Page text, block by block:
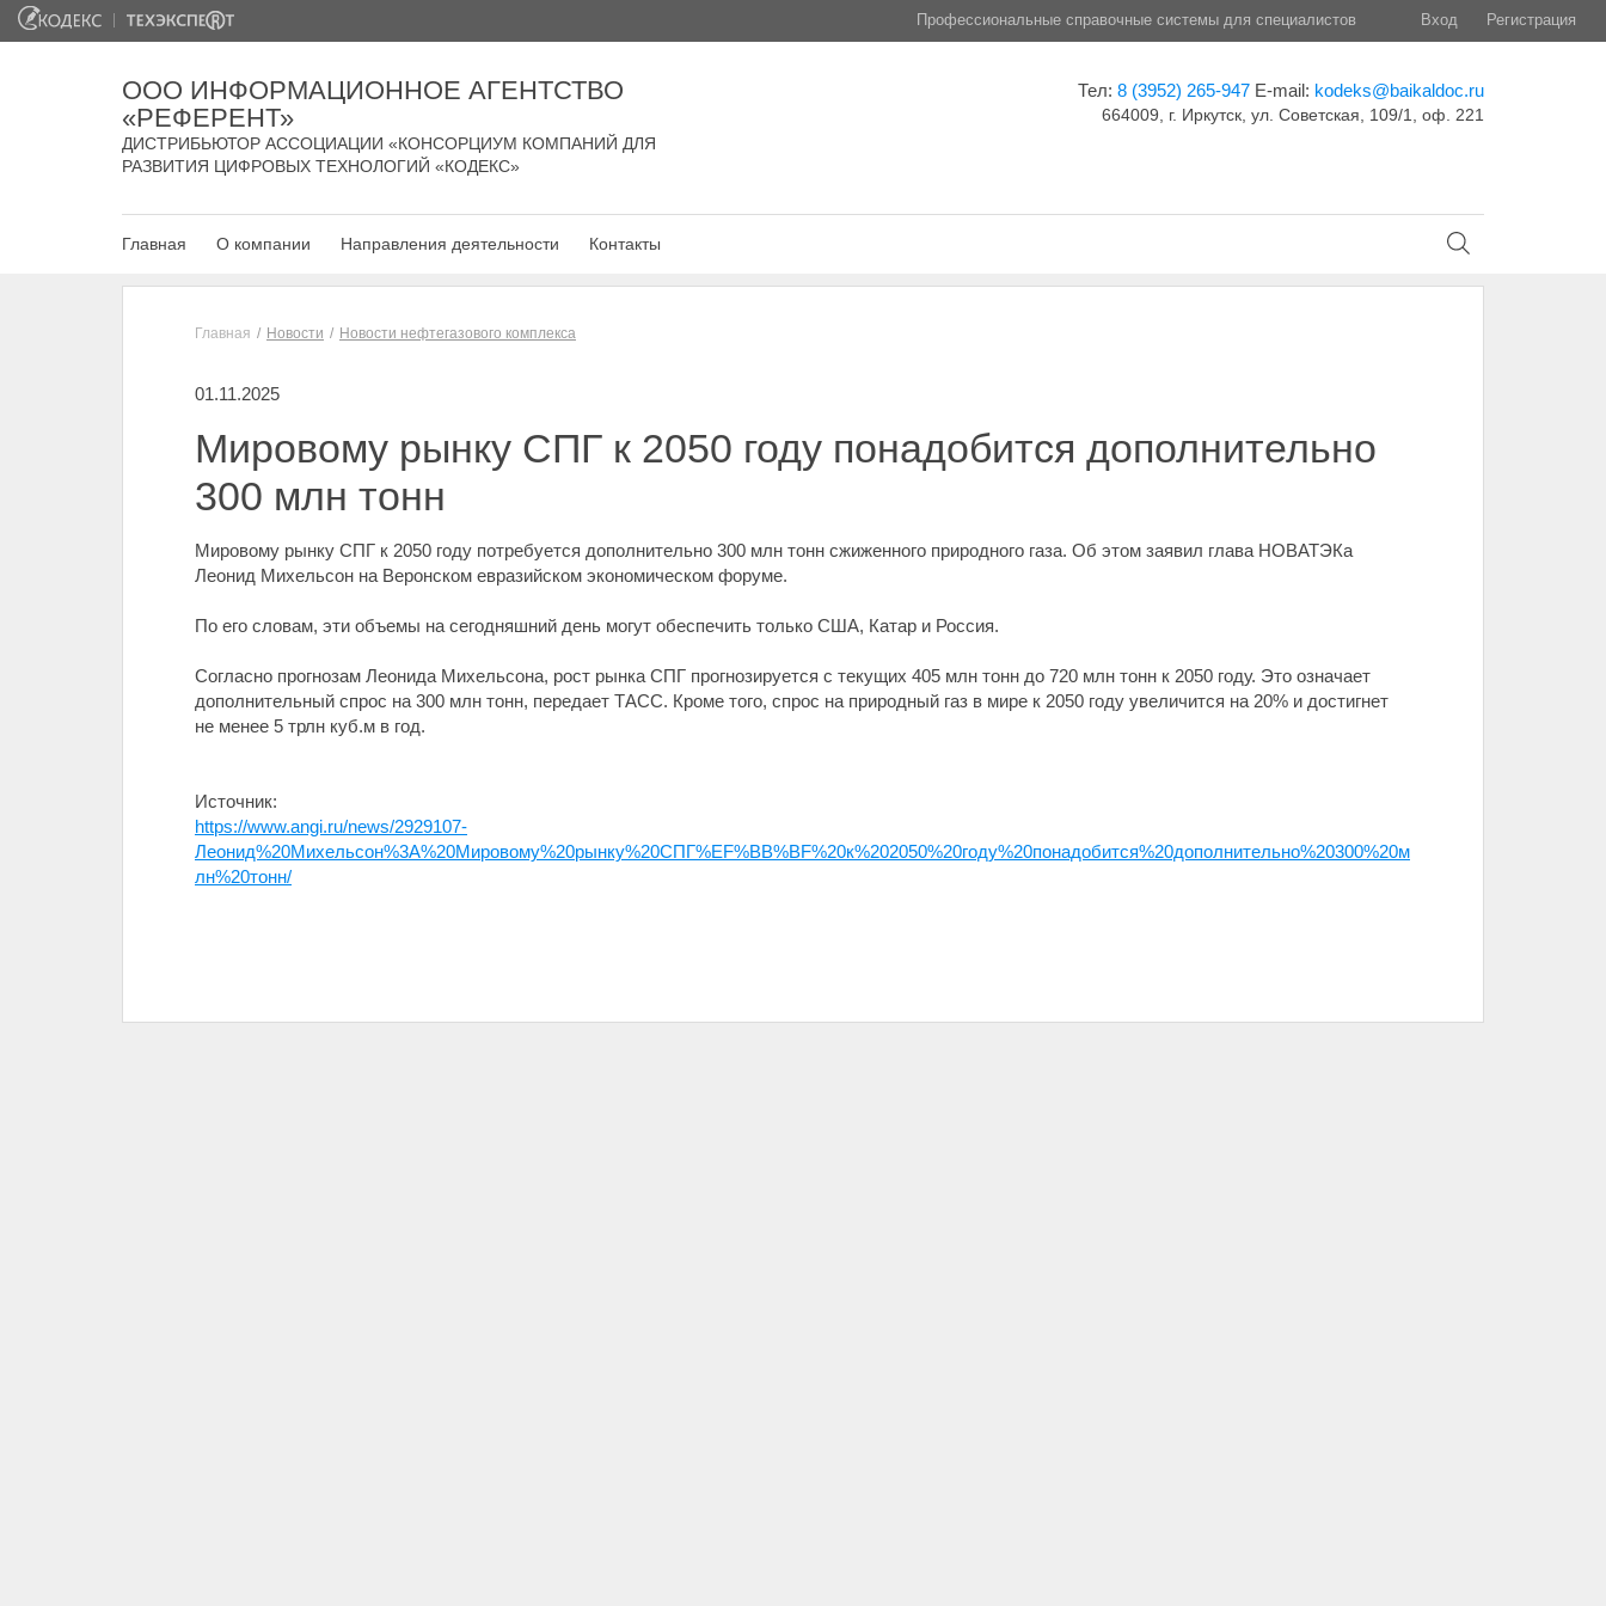
Профессиональные справочные системы для специалистов Вход Регистрация
ООО ИНФОРМАЦИОННОЕ АГЕНТСТВО
«РЕФЕРЕНТ»
ДИСТРИБЬЮТОР АССОЦИАЦИИ «КОНСОРЦИУМ КОМПАНИЙ ДЛЯ
РАЗВИТИЯ ЦИФРОВЫХ ТЕХНОЛОГИЙ «КОДЕКС»
Тел: 8 (3952) 265-947 E-mail: kodeks@baikaldoc.ru
664009, г. Иркутск, ул. Советская, 109/1, оф. 221
Главная О компании Направления деятельности Контакты
Главная Новости Новости нефтегазового комплекса
01.11.2025
Мировому рынку СПГ к 2050 году понадобится дополнительно
300 млн тонн
Мировому рынку СПГ к 2050 году потребуется дополнительно 300 млн тонн сжиженного природного газа. Об этом заявил глава НОВАТЭКа
Леонид Михельсон на Веронском евразийском экономическом форуме.
По его словам, эти объемы на сегодняшний день могут обеспечить только США, Катар и Россия.
Согласно прогнозам Леонида Михельсона, рост рынка СПГ прогнозируется с текущих 405 млн тонн до 720 млн тонн к 2050 году. Это означает
дополнительный спрос на 300 млн тонн, передает ТАСС. Кроме того, спрос на природный газ в мире к 2050 году увеличится на 20% и достигнет
не менее 5 трлн куб.м в год.
Источник:
https://www.angi.ru/news/2929107-
Леонид%20Михельсон%3A%20Мировому%20рынку%20СПГ%EF%BB%BF%20к%202050%20году%20понадобится%20дополнительно%20300%20м
лн%20тонн/